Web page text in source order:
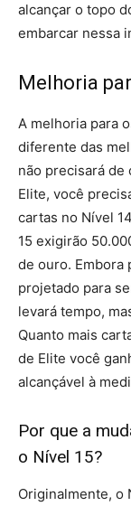
alcançar o topo
embarcar nessa
Melhoria
A melhoria para
diferente das
não precisará de
Elite, você
cartas no Nível
15 exigirão
de ouro. Embora
projetado para
levará tempo,
Quanto mais
de Elite você
alcançável à
Por que a
o Nível 15?
Originalmente, o